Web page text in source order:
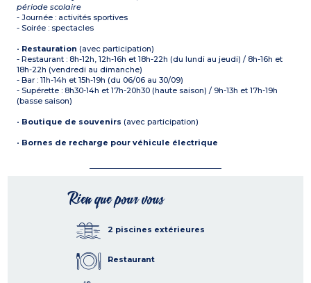
période scolaire
- Journée : activités sportives
- Soirée : spectacles
• Restauration (avec participation)
- Restaurant : 8h-12h, 12h-16h et 18h-22h (du lundi au jeudi) / 8h-16h et
18h-22h (vendredi au dimanche)
- Bar : 11h-14h et 15h-19h (du 06/06 au 30/09)
- Supérette : 8h30-14h et 17h-20h30 (haute saison) / 9h-13h et 17h-19h
(basse saison)
• Boutique de souvenirs (avec participation)
• Bornes de recharge pour véhicule électrique
Rien que pour vous
2 piscines extérieures
Restaurant